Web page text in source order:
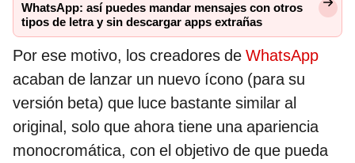
WhatsApp: así puedes mandar mensajes con otros
tipos de letra y sin descargar apps extrañas
Por ese motivo, los creadores de WhatsApp
acaban de lanzar un nuevo ícono (para su
versión beta) que luce bastante similar al
original, solo que ahora tiene una apariencia
monocromática, con el objetivo de que pueda